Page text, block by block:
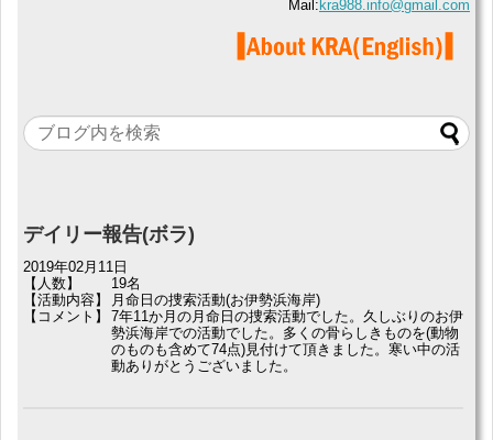
Mail: kra988.info@gmail.com
デイリー報告(ボラ)
2019年02月11日
【人数】
19名
【活動内容】
月命日の捜索活動(お伊勢浜海岸)
【コメント】
7年11か月の月命日の捜索活動でした。久しぶりのお伊
勢浜海岸での活動でした。多くの骨らしきものを(動物
のものも含めて74点)見付けて頂きました。寒い中の活
動ありがとうございました。